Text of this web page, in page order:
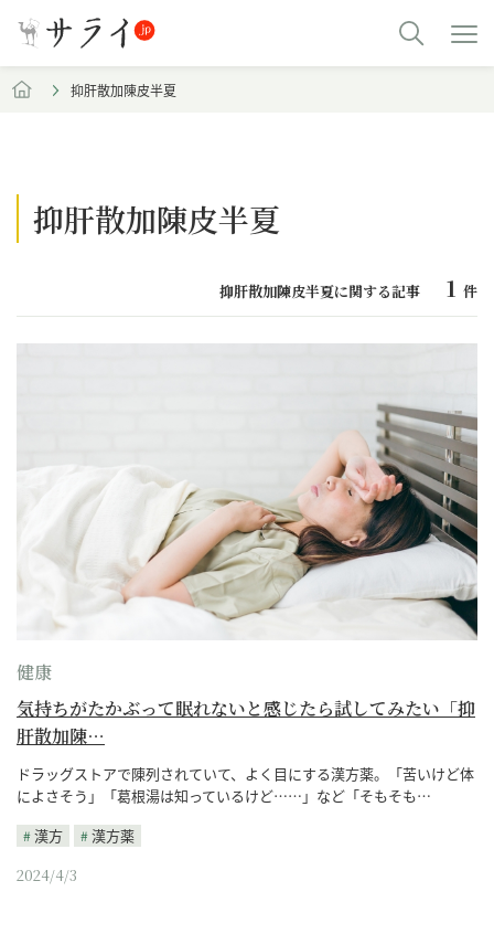
抑肝散加陳皮半夏
抑肝散加陳皮半夏
抑肝散加陳皮半夏に関する記事 1 件
健康
気持ちがたかぶって眠れないと感じたら試してみたい「抑
肝散加陳…
ドラッグストアで陳列されていて、よく目にする漢方薬。「苦いけど体
によさそう」「葛根湯は知っているけど……」など「そもそも…
漢方
漢方薬
2024/4/3